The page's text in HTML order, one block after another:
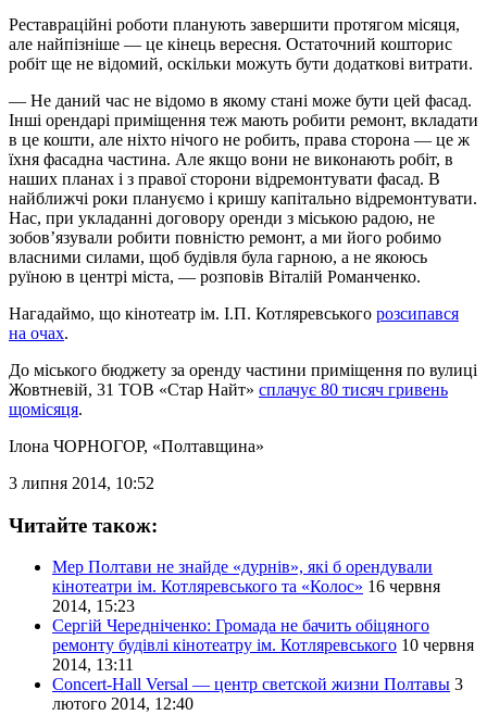
Реставраційні роботи планують завершити протягом місяця,
але найпізніше — це кінець вересня. Остаточний кошторис
робіт ще не відомий, оскільки можуть бути додаткові витрати.
— Не даний час не відомо в якому стані може бути цей фасад.
Інші орендарі приміщення теж мають робити ремонт, вкладати
в це кошти, але ніхто нічого не робить, права сторона — це ж
їхня фасадна частина. Але якщо вони не виконають робіт, в
наших планах і з правої сторони відремонтувати фасад. В
найближчі роки плануємо і кришу капітально відремонтувати.
Нас, при укладанні договору оренди з міською радою, не
зобов’язували робити повністю ремонт, а ми його робимо
власними силами, щоб будівля була гарною, а не якоюсь
руїною в центрі міста, — розповів Віталій Романченко.
Нагадаймо, що кінотеатр ім. І.П. Котляревського розсипався
на очах.
До міського бюджету за оренду частини приміщення по вулиці
Жовтневій, 31 ТОВ «Стар Найт» сплачує 80 тисяч гривень
щомісяця.
Ілона ЧОРНОГОР, «Полтавщина»
3 липня 2014, 10:52
Читайте також:
Мер Полтави не знайде «дурнів», які б орендували
кінотеатри ім. Котляревського та «Колос» 16 червня
2014, 15:23
Сергій Чередніченко: Громада не бачить обіцяного
ремонту будівлі кінотеатру ім. Котляревського 10 червня
2014, 13:11
Concert-Hall Versal — центр светской жизни Полтавы 3
лютого 2014, 12:40